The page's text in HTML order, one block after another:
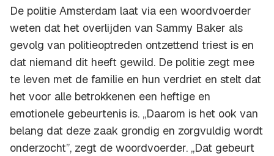
De politie Amsterdam laat via een woordvoerder
weten dat het overlijden van Sammy Baker als
gevolg van politieoptreden ontzettend triest is en
dat niemand dit heeft gewild. De politie zegt mee
te leven met de familie en hun verdriet en stelt dat
het voor alle betrokkenen een heftige en
emotionele gebeurtenis is. ,,Daarom is het ook van
belang dat deze zaak grondig en zorgvuldig wordt
onderzocht”, zegt de woordvoerder. ,,Dat gebeurt